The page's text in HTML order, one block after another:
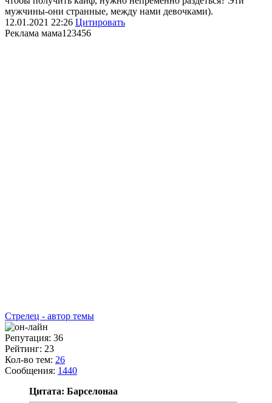
мужчины-они странные, между нами девочками).
12.01.2021 22:26 Цитировать
Реклама мама123456
Стрелец - автор темы
Репутация: 36
Рейтинг: 23
Кол-во тем: 26
Сообщения: 1440
Цитата: Барселонаа